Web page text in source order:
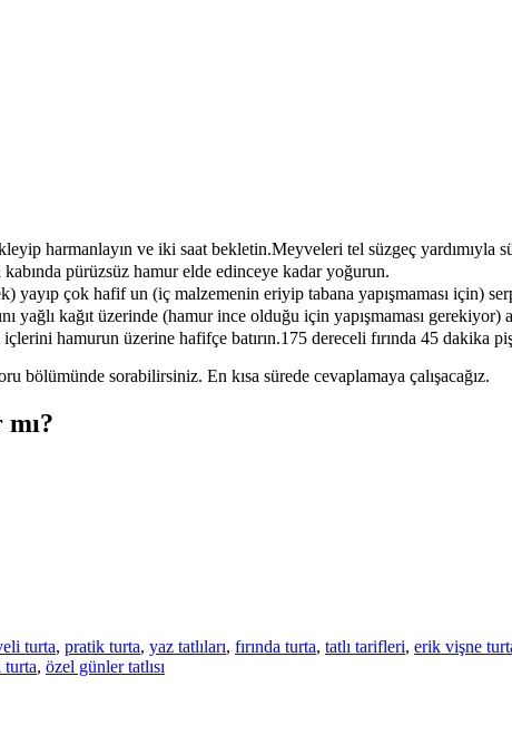
harmanlayın ve iki saat bekletin.Meyveleri tel süzgeç yardımıyla
pürüzsüz hamur elde edinceye kadar yoğurun.
yayıp çok hafif un (iç malzemenin eriyip tabana yapışmaması için)
yağlı kağıt üzerinde (hamur ince olduğu için yapışmaması gerekiyor)
hamurun üzerine hafifçe batırın.175 dereceli fırında 45 dakika
sorabilirsiniz. En kısa sürede cevaplamaya çalışacağız.
turta, pratik turta, yaz tatlıları, fırında turta, tatlı tarifleri, erik vişne
turta, özel günler tatlısı